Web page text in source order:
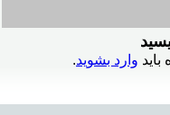
وارد بشوید.